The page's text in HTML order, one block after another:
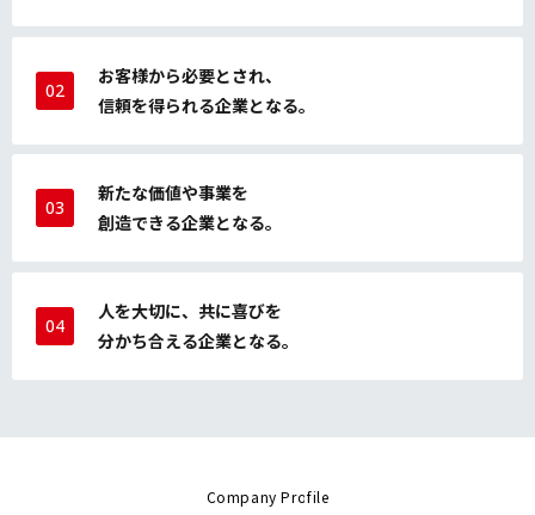
02
お客様から必要とされ、
信頼を得られる企業となる。
03
新たな価値や事業を
創造できる企業となる。
04
人を大切に、共に喜びを
分かち合える企業となる。
Company Profile